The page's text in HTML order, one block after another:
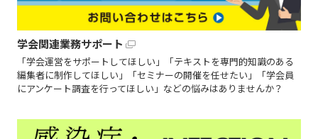
学会関連業務サポート
「学会運営をサポートしてほしい」「テキストを専門的知識のある
編集者に制作してほしい」「セミナーの開催を任せたい」「学会員
にアンケート調査を行ってほしい」などの悩みはありませんか？